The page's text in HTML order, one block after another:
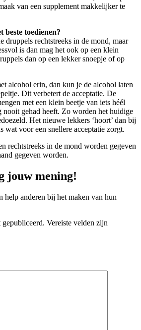
van een supplement makkelijker te
beste toedienen?
druppels rechtstreeks in de mond, maar
is dan mag het ook op een klein
dan op een lekker snoepje of op
alcohol erin, dan kun je de alcohol laten
Dit verbetert de acceptatie. De
met een klein beetje van iets héél
gehad heeft. Zo worden het huidige
Het nieuwe lekkers ‘hoort’ dan bij
wat voor een snellere acceptatie zorgt.
rechtstreeks in de mond worden gegeven
gegeven worden.
jouw mening!
help anderen bij het maken van hun
gepubliceerd. Vereiste velden zijn